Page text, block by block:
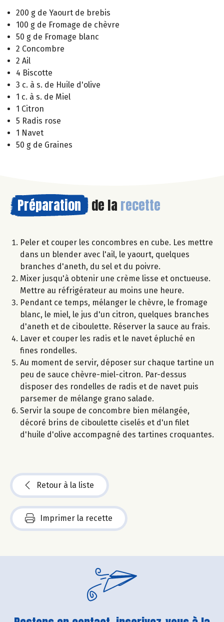
200 g de Yaourt de brebis
100 g de Fromage de chèvre
50 g de Fromage blanc
2 Concombre
2 Ail
4 Biscotte
3 c. à s. de Huile d'olive
1 c. à s. de Miel
1 Citron
5 Radis rose
1 Navet
50 g de Graines
Préparation de la recette
Peler et couper les concombres en cube. Les mettre
dans un blender avec l'ail, le yaourt, quelques
branches d'aneth, du sel et du poivre.
Mixer jusqu'à obtenir une crème lisse et onctueuse.
Mettre au réfrigérateur au moins une heure.
Pendant ce temps, mélanger le chèvre, le fromage
blanc, le miel, le jus d'un citron, quelques branches
d'aneth et de ciboulette. Réserver la sauce au frais.
Laver et couper les radis et le navet épluché en
fines rondelles.
Au moment de servir, déposer sur chaque tartine un
peu de sauce chèvre-miel-citron. Par-dessus
disposer des rondelles de radis et de navet puis
parsemer de mélange grano salade.
Servir la soupe de concombre bien mélangée,
décoré brins de ciboulette ciselés et d'un filet
d'huile d'olive accompagné des tartines croquantes.
Retour à la liste
Imprimer la recette